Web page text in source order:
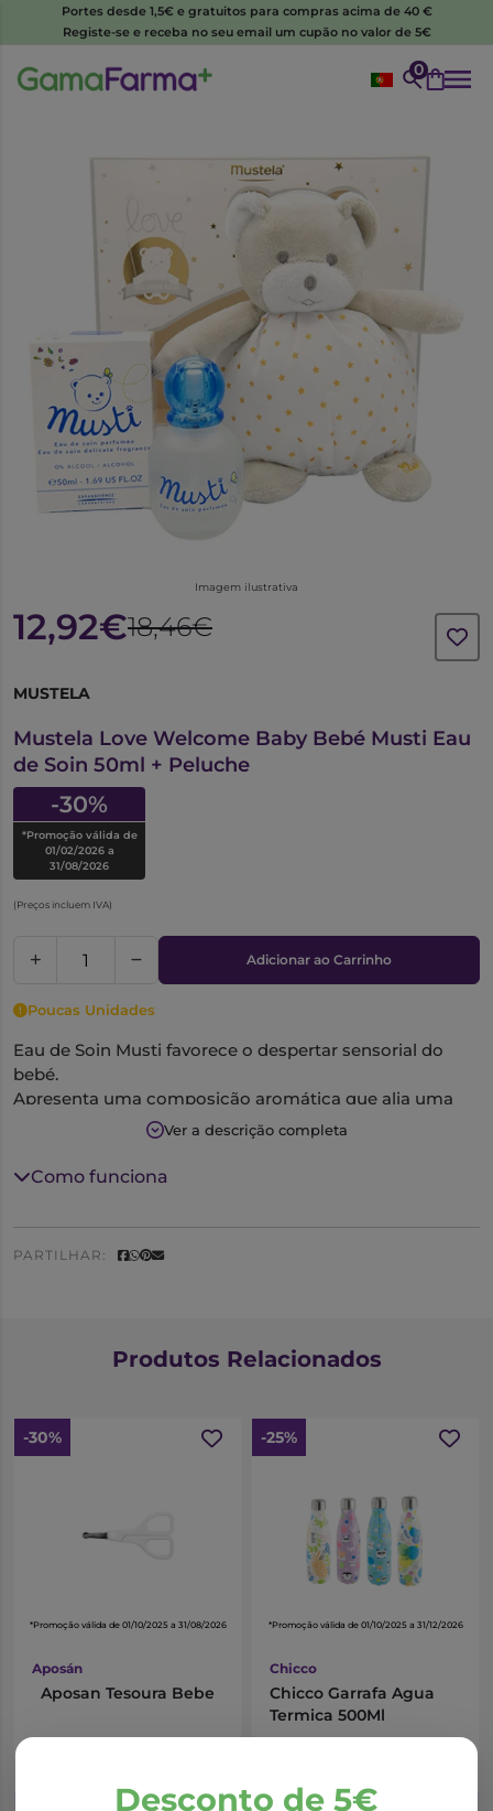
Portes desde 1,5€ e gratuitos para compras acima de 40 €
Registe-se e receba no seu email um cupão no valor de 5€
0
Imagem ilustrativa
12,92€18,46€
MUSTELA
Mustela Love Welcome Baby Bebé Musti Eau
de Soin 50ml + Peluche
-30%
*Promoção válida de
01/02/2026 a
31/08/2026
(Preços incluem IVA)
Adicionar ao Carrinho
Poucas Unidades
Eau de Soin Musti favorece o despertar sensorial do
bebé.
Apresenta uma composição aromática que alia uma
subtil nota cítrica à suavidade da rosa e do lilás sobre
Contém ainda extratos de camomila e de mel: com
92% de ingredientes de origem natural.
Sem álcool e ftalatos.
Ver a descrição completa
Como funciona
PARTILHAR:
Desconto de 5€
Produtos Relacionados
-30%
*Promoção válida de 01/10/2025 a 31/08/2026
Aposán
Aposan Tesoura Bebe
-25%
*Promoção válida de 01/10/2025 a 31/12/2026
Chicco
Chicco Garrafa Agua
Termica 500Ml